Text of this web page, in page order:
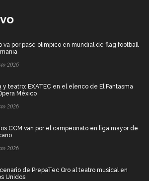
va por pase olímpico en mundial de flag football
2026
y teatro: EXATEC en el elenco de El Fantasma
México
2026
CCM van por el campeonato en liga mayor de
2026
de PrepaTec Qro al teatro musical en
Unidos